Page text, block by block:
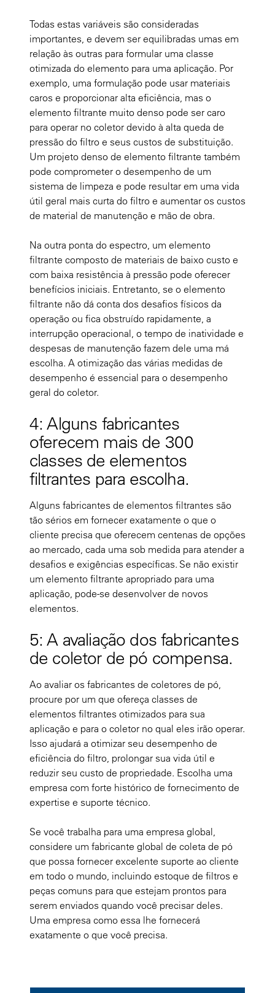
Todas estas variáveis são consideradas
importantes, e devem ser equilibradas umas em
relação às outras para formular uma classe
otimizada do elemento para uma aplicação. Por
exemplo, uma formulação pode usar materiais
caros e proporcionar alta eficiência, mas o
elemento filtrante muito denso pode ser caro
para operar no coletor devido à alta queda de
pressão do filtro e seus custos de substituição.
Um projeto denso de elemento filtrante também
pode comprometer o desempenho de um
sistema de limpeza e pode resultar em uma vida
útil geral mais curta do filtro e aumentar os custos
de material de manutenção e mão de obra.
Na outra ponta do espectro, um elemento
filtrante composto de materiais de baixo custo e
com baixa resistência à pressão pode oferecer
benefícios iniciais. Entretanto, se o elemento
filtrante não dá conta dos desafios físicos da
operação ou fica obstruído rapidamente, a
interrupção operacional, o tempo de inatividade e
despesas de manutenção fazem dele uma má
escolha. A otimização das várias medidas de
desempenho é essencial para o desempenho
geral do coletor.
4: Alguns fabricantes
oferecem mais de 300
classes de elementos
filtrantes para escolha.
Alguns fabricantes de elementos filtrantes são
tão sérios em fornecer exatamente o que o
cliente precisa que oferecem centenas de opções
ao mercado, cada uma sob medida para atender a
desafios e exigências específicas. Se não existir
um elemento filtrante apropriado para uma
aplicação, pode-se desenvolver de novos
elementos.
5: A avaliação dos fabricantes
de coletor de pó compensa.
Ao avaliar os fabricantes de coletores de pó,
procure por um que ofereça classes de
elementos filtrantes otimizados para sua
aplicação e para o coletor no qual eles irão operar.
Isso ajudará a otimizar seu desempenho de
eficiência do filtro, prolongar sua vida útil e
reduzir seu custo de propriedade. Escolha uma
empresa com forte histórico de fornecimento de
expertise e suporte técnico.
Se você trabalha para uma empresa global,
considere um fabricante global de coleta de pó
que possa fornecer excelente suporte ao cliente
em todo o mundo, incluindo estoque de filtros e
peças comuns para que estejam prontos para
serem enviados quando você precisar deles.
Uma empresa como essa lhe fornecerá
exatamente o que você precisa.